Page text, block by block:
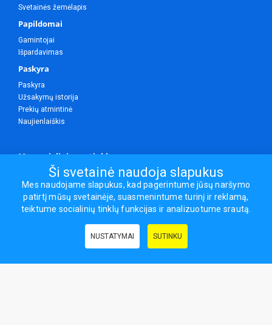
Svetainės žemėlapis
Papildomai
Gamintojai
Išpardavimas
Paskyra
Paskyra
Užsakymų istorija
Prekių atmintinė
Naujienlaiškis
Mes socialiniuose tinkluose
Visos teisės saugomos.
Sporto ir laisvalaikio prekės, maisto papildai - erasportas.lt © 2026
Ši svetainė naudoja slapukus
Mes naudojame slapukus, kad pagerintume jūsų naršymo
patirtį mūsų svetainėje, suasmenintume turinį ir reklamą,
teiktume socialinių tinklų funkcijas ir analizuotume srautą.
NUSTATYMAI SUTINKU